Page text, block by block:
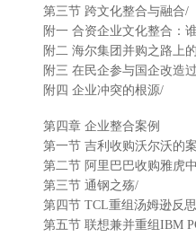
第三节 跨文化整合与融合/
附一 合资企业文化整合：
附二 海尔集团并购之路上
附三 在民企参与国企改造
附四 企业冲突的根源/
第四章 企业整合案例
第一节 吉利收购沃尔沃的
第二节 阿里巴巴收购雅虎
第三节 通钢之殇/
第四节 TCL重组汤姆逊反
第五节 联想兼并重组IBM